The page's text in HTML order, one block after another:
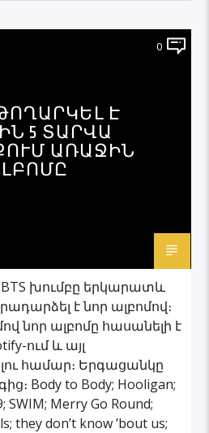
0
ԹՈՂԱՐԿԵԼ Է
5 ՏԱՐՎԱ
ԱՌԱՋԻՆ
խումբը երկարատև
է նոր ալբոմով։
նոր ալբոմը հասանելի է
ում և այլ
համար։ Երգացանկը
Body to Body; Hooligan;
SWIM; Merry Go Round;
they don’t know ’bout us;